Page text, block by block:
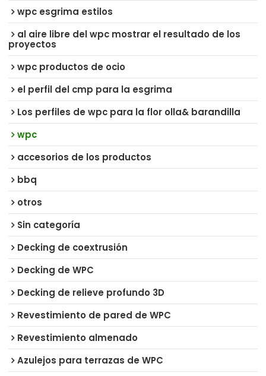
wpc esgrima estilos
al aire libre del wpc mostrar el resultado de los
proyectos
wpc productos de ocio
el perfil del cmp para la esgrima
Los perfiles de wpc para la flor olla& barandilla
wpc
accesorios de los productos
bbq
otros
Sin categoría
Decking de coextrusión
Decking de WPC
Decking de relieve profundo 3D
Revestimiento de pared de WPC
Revestimiento almenado
Azulejos para terrazas de WPC